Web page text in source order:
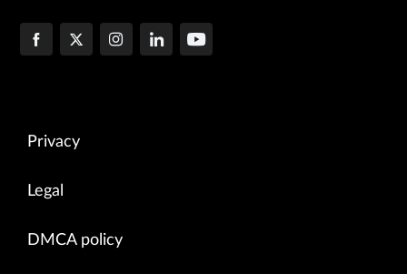
Privacy
Legal
DMCA policy